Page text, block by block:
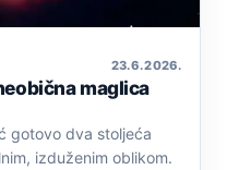
23. 6. 2026.
maglica
gotovo dva stoljeća
izduženim oblikom.